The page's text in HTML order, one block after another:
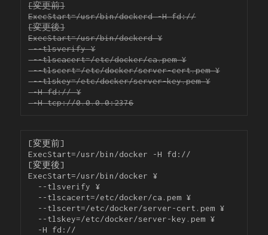
[変更前]
ExecStart=/usr/bin/dockerd -H fd://
[変更後]
ExecStart=/usr/bin/dockerd ¥
--tlsverify ¥
--tlscacert=/etc/docker/ca.pem ¥
--tlscert=/etc/docker/server-cert.pem ¥
--tlskey=/etc/docker/server-key.pem ¥
-H fd:// ¥
-H tcp://0.0.0.0:2376
[変更前]
ExecStart=/usr/bin/docker -H fd://
[変更後]
ExecStart=/usr/bin/docker ¥
--tlsverify ¥
--tlscacert=/etc/docker/ca.pem ¥
--tlscert=/etc/docker/server-cert.pem ¥
--tlskey=/etc/docker/server-key.pem ¥
-H fd://